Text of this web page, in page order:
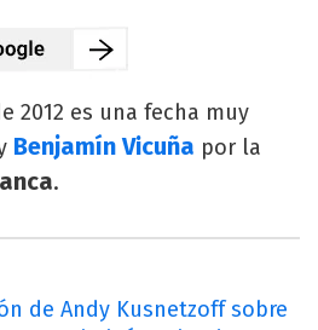
2012 es una fecha muy
Benjamín Vicuña por la
.
de Andy Kusnetzoff sobre